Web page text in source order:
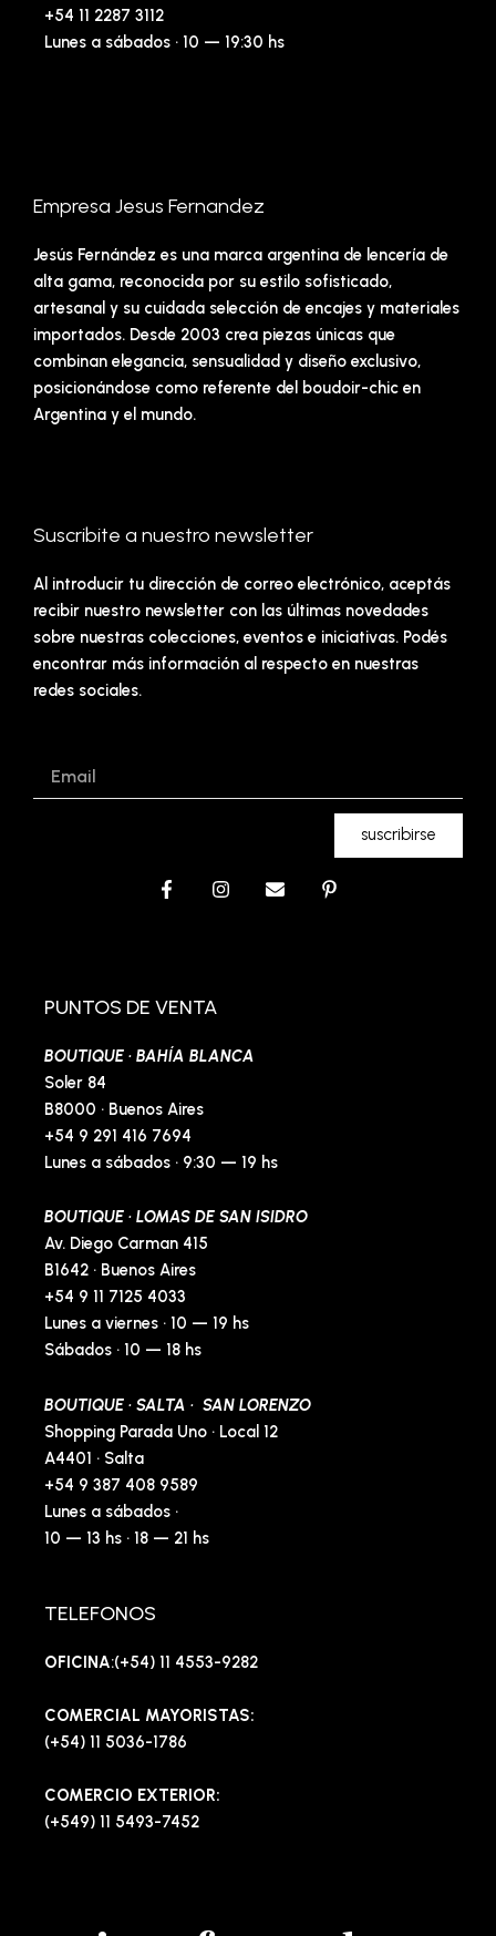
+54 11 2287 3112
Lunes a sábados · 10 — 19:30 hs
Empresa Jesus Fernandez
Jesús Fernández es una marca argentina de lencería de
alta gama, reconocida por su estilo sofisticado,
artesanal y su cuidada selección de encajes y materiales
importados. Desde 2003 crea piezas únicas que
combinan elegancia, sensualidad y diseño exclusivo,
posicionándose como referente del boudoir-chic en
Argentina y el mundo.
Suscribite a nuestro newsletter
Al introducir tu dirección de correo electrónico, aceptás
recibir nuestro newsletter con las últimas novedades
sobre nuestras colecciones, eventos e iniciativas. Podés
encontrar más información al respecto en nuestras
redes sociales.
suscribirse
F
a
o
k
f
I
E
P
PUNTOS DE VENTA
BOUTIQUE · BAHÍA BLANCA
Soler 84
B8000 · Buenos Aires
+54 9 291 416 7694
Lunes a sábados · 9:30 — 19 hs
BOUTIQUE · LOMAS DE SAN ISIDRO
Av. Diego Carman 415
B1642 · Buenos Aires
+54 9 11 7125 4033
Lunes a viernes · 10 — 19 hs
Sábados · 10 — 18 hs
BOUTIQUE · SALTA · SAN LORENZO
Shopping Parada Uno · Local 12
A4401 · Salta
+54 9 387 408 9589
Lunes a sábados ·
10 — 13 hs · 18 — 21 hs
TELEFONOS
OFICINA:(+54) 11 4553-9282
COMERCIAL MAYORISTAS:
(+54) 11 5036-1786
COMERCIO EXTERIOR:
(+549) 11 5493-7452